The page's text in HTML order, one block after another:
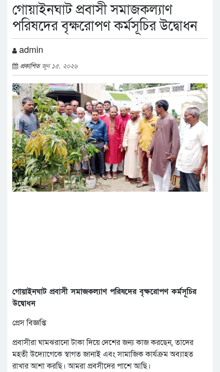
গোয়াইনঘাট প্রবাসী সমাজকল্যাণ
পরিষদের বৃক্ষরোপণ কর্মসূচির উদ্বোধন
admin
প্রকাশিতজুন ১৫, ২০২৬
গোয়াইনঘাট প্রবাসী সমাজকল্যাণ পরিষদের বৃক্ষরোপণ কর্মসূচির
উদ্বোধন
প্রেস বিজ্ঞপ্তি
প্রবাসীরা ঘামঝরানো টাকা দিয়ে দেশের জন্য কাজ করছেন, তাদের
মহতী উদ্যোগেকে স্বাগত জানাই এবং সামাজিক কার্যক্রম অব্যাহত
রাখার আশা করছি। আমরা প্রবসীদের পাশে আছি।